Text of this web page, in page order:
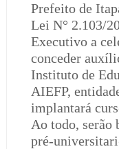
Prefeito de
Lei N° 2.103/
Executivo a
conceder
Instituto de
AIEFP,
implantará
Ao todo, serão
pré-